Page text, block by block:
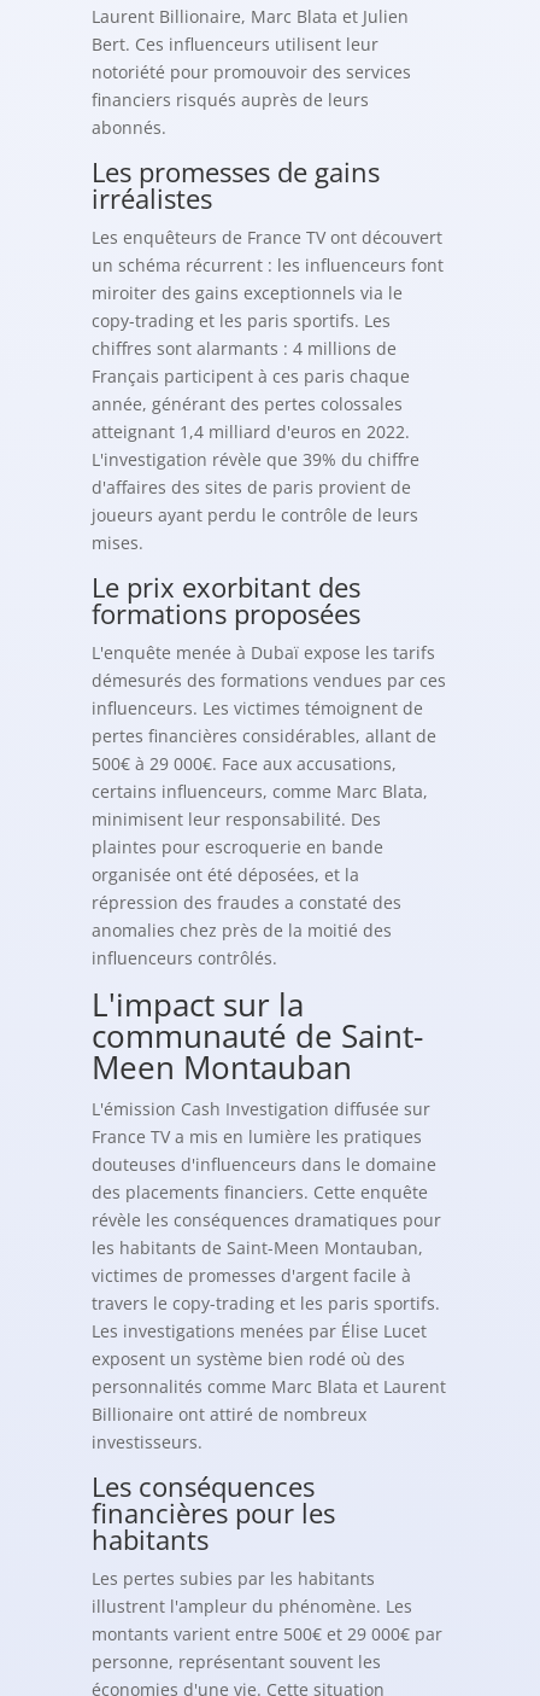
Laurent Billionaire, Marc Blata et Julien
Bert. Ces influenceurs utilisent leur
notoriété pour promouvoir des services
financiers risqués auprès de leurs
abonnés.
Les promesses de gains
irréalistes
Les enquêteurs de France TV ont découvert
un schéma récurrent : les influenceurs font
miroiter des gains exceptionnels via le
copy-trading et les paris sportifs. Les
chiffres sont alarmants : 4 millions de
Français participent à ces paris chaque
année, générant des pertes colossales
atteignant 1,4 milliard d'euros en 2022.
L'investigation révèle que 39% du chiffre
d'affaires des sites de paris provient de
joueurs ayant perdu le contrôle de leurs
mises.
Le prix exorbitant des
formations proposées
L'enquête menée à Dubaï expose les tarifs
démesurés des formations vendues par ces
influenceurs. Les victimes témoignent de
pertes financières considérables, allant de
500€ à 29 000€. Face aux accusations,
certains influenceurs, comme Marc Blata,
minimisent leur responsabilité. Des
plaintes pour escroquerie en bande
organisée ont été déposées, et la
répression des fraudes a constaté des
anomalies chez près de la moitié des
influenceurs contrôlés.
L'impact sur la
communauté de Saint-
Meen Montauban
L'émission Cash Investigation diffusée sur
France TV a mis en lumière les pratiques
douteuses d'influenceurs dans le domaine
des placements financiers. Cette enquête
révèle les conséquences dramatiques pour
les habitants de Saint-Meen Montauban,
victimes de promesses d'argent facile à
travers le copy-trading et les paris sportifs.
Les investigations menées par Élise Lucet
exposent un système bien rodé où des
personnalités comme Marc Blata et Laurent
Billionaire ont attiré de nombreux
investisseurs.
Les conséquences
financières pour les
habitants
Les pertes subies par les habitants
illustrent l'ampleur du phénomène. Les
montants varient entre 500€ et 29 000€ par
personne, représentant souvent les
économies d'une vie. Cette situation